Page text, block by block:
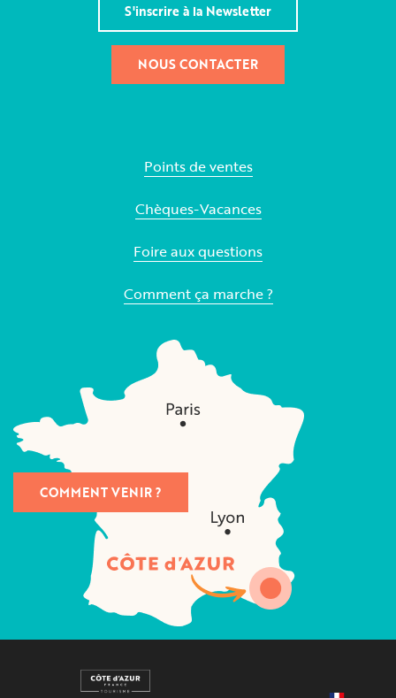
S'inscrire à la Newsletter
NOUS CONTACTER
Points de ventes
Chèques-Vacances
Foire aux questions
Comment ça marche ?
COMMENT VENIR ?